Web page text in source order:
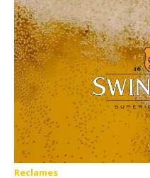
Reclames